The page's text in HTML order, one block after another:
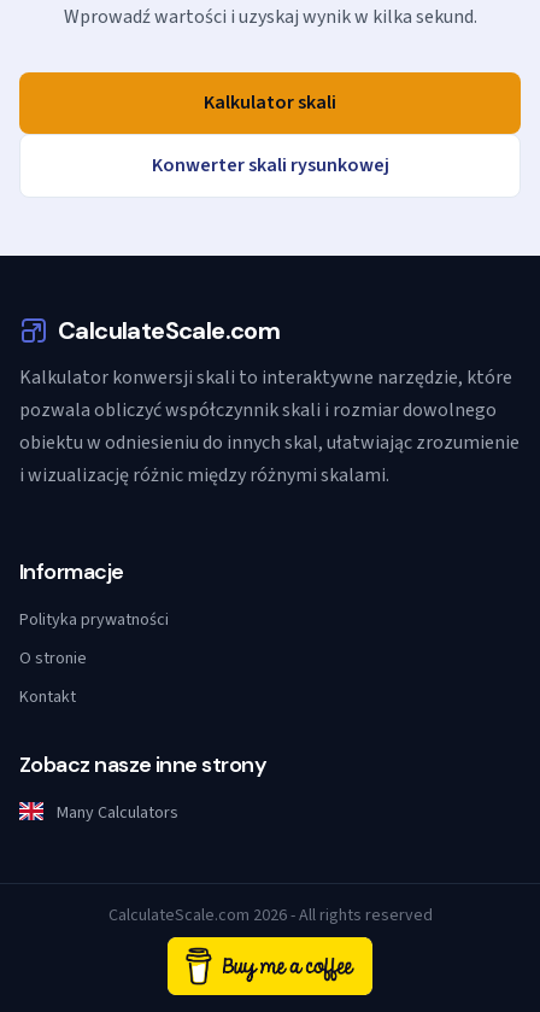
Wprowadź wartości i uzyskaj wynik w kilka sekund.
Kalkulator skali
Konwerter skali rysunkowej
CalculateScale.com
Kalkulator konwersji skali to interaktywne narzędzie, które
pozwala obliczyć współczynnik skali i rozmiar dowolnego
obiektu w odniesieniu do innych skal, ułatwiając zrozumienie
i wizualizację różnic między różnymi skalami.
Informacje
Polityka prywatności
O stronie
Kontakt
Zobacz nasze inne strony
Many Calculators
CalculateScale.com 2026 - All rights reserved